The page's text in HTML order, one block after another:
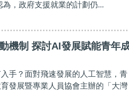
，政府支援就業的計劃仍...
機制 探討AI發展賦能青年
手？面對飛速發展的人工智慧，青
發展暨專業人員協會主辦的「大灣